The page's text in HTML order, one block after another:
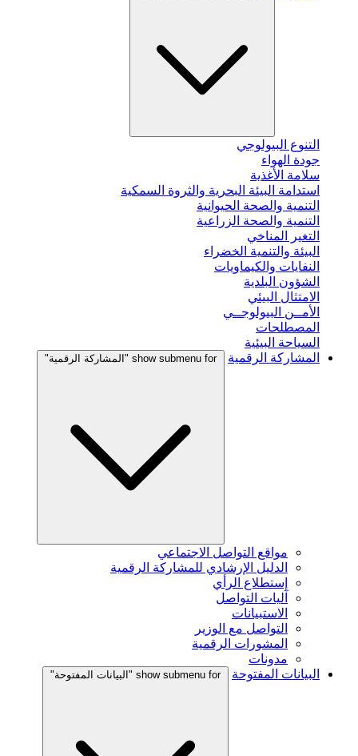
التنوع البيولوجي
جودة الهواء
سلامة الأغذية
استدامة البيئة البحرية والثروة السمكية
التنمية والصحة الحيوانية
التنمية والصحة الزراعية
التغير المناخي
البيئة والتنمية الخضراء
النفايات والكيماويات
الشؤون البلدية
الامتثال البيئي
الأمــن البيولوجــي
المصطلحات
السياحة البيئية
المشاركة الرقمية
show submenu for "المشاركة الرقمية"
مواقع التواصل الاجتماعي
الدليل الإرشادي للمشاركة الرقمية
إستطلاع الرأي
آليات التواصل
الاستبيانات
التواصل مع الوزير
المشورات الرقمية
مدونات
البيانات المفتوحة
show submenu for "البيانات المفتوحة"